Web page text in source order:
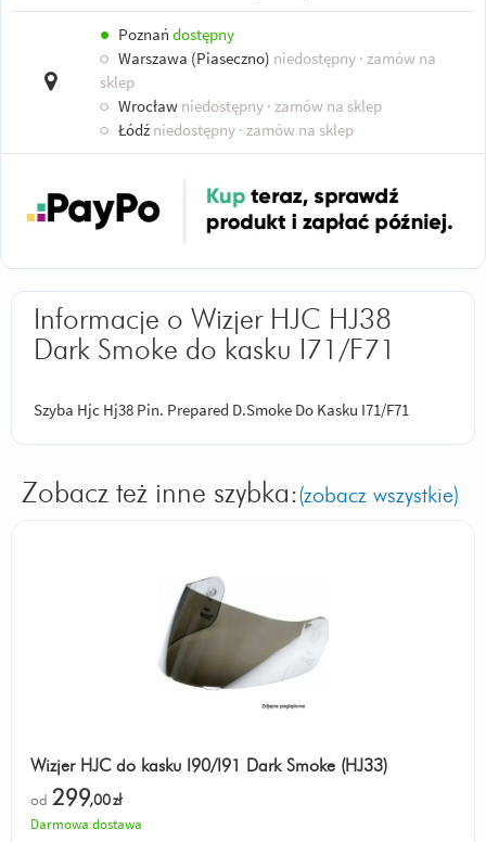
● Poznań dostępny
○ Warszawa (Piaseczno) niedostępny · zamów na
sklep
○ Wrocław niedostępny · zamów na sklep
○ Łódź niedostępny · zamów na sklep
Informacje o Wizjer HJC HJ38
Dark Smoke do kasku I71/F71
Szyba Hjc Hj38 Pin. Prepared D.Smoke Do Kasku I71/F71
Zobacz też inne szybka:(zobacz wszystkie)
Wizjer HJC do kasku I90/I91 Dark Smoke (HJ33)
od 299,00zł
Darmowa dostawa